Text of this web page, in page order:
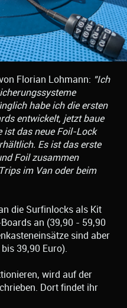
Florian Lohmann: "Ich
habe ich die ersten
entwickelt, jetzt baue
ist das neue Foil-Lock
Es ist das erste
Foil zusammen
im Van oder beim
die Surfinlocks als Kit
an (39,90 - 59,90
sind aber
39,90 Euro).
wird auf der
Dort findet ihr